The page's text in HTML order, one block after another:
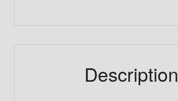
Description